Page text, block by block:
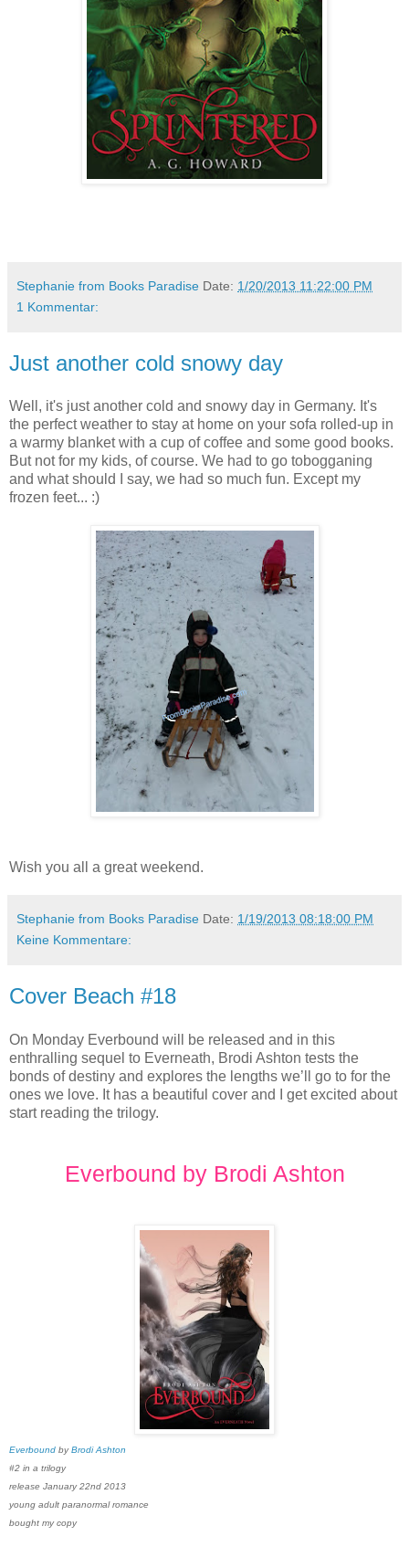
Stephanie from Books Paradise Date: 1/20/2013 11:22:00 PM
1 Kommentar:
Just another cold snowy day
Well, it's just another cold and snowy day in Germany. It's
the perfect weather to stay at home on your sofa rolled-up in
a warmy blanket with a cup of coffee and some good books.
But not for my kids, of course. We had to go tobogganing
and what should I say, we had so much fun. Except my
frozen feet... :)
Wish you all a great weekend.
Stephanie from Books Paradise Date: 1/19/2013 08:18:00 PM
Keine Kommentare:
Cover Beach #18
On Monday Everbound will be released and in this
enthralling sequel to Everneath, Brodi Ashton tests the
bonds of destiny and explores the lengths we’ll go to for the
ones we love. It has a beautiful cover and I get excited about
start reading the trilogy.
Everbound by Brodi Ashton
Everbound byBrodi Ashton
#2 in a trilogy
release January 22nd 2013
young adult paranormal romance
bought my copy